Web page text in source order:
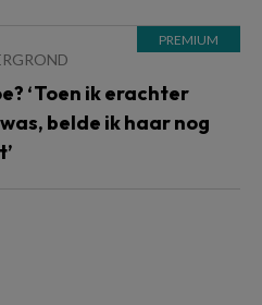
‘Toen ik erachter
belde ik haar nog